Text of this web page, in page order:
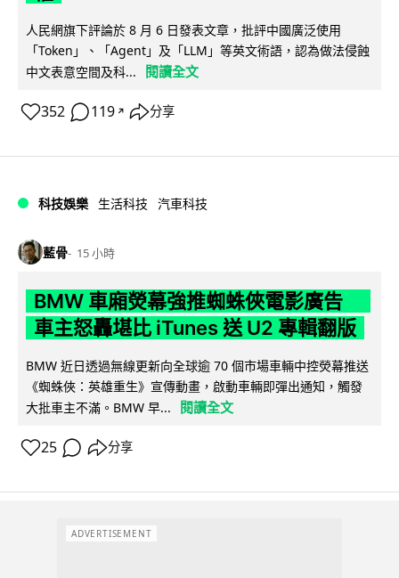
人民網旗下評論於 8 月 6 日發表文章，批評中國廣泛使用
「Token」、「Agent」及「LLM」等英文術語，認為做法侵蝕
中文表意空間及科...
閱讀全文
352 119 ↗ 分享
科技娛樂 生活科技 汽車科技
藍骨 15 小時
BMW 車廂熒幕強推蜘蛛俠電影廣告
車主怒轟堪比 iTunes 送 U2 專輯翻版
BMW 近日透過無線更新向全球逾 70 個市場車輛中控熒幕推送
《蜘蛛俠：英雄重生》宣傳動畫，啟動車輛即彈出通知，觸發
大批車主不滿。BMW 早...
閱讀全文
25 分享
ADVERTISEMENT